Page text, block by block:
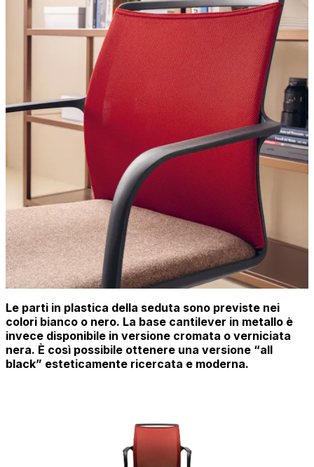
Le parti in plastica della seduta sono previste nei
colori bianco o nero. La base cantilever in metallo è
invece disponibile in versione cromata o verniciata
nera. È così possibile ottenere una versione “all
black” esteticamente ricercata e moderna.